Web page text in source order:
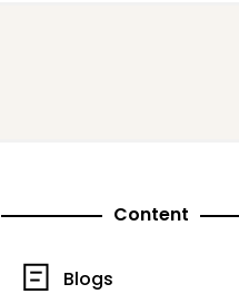
Content
Blogs